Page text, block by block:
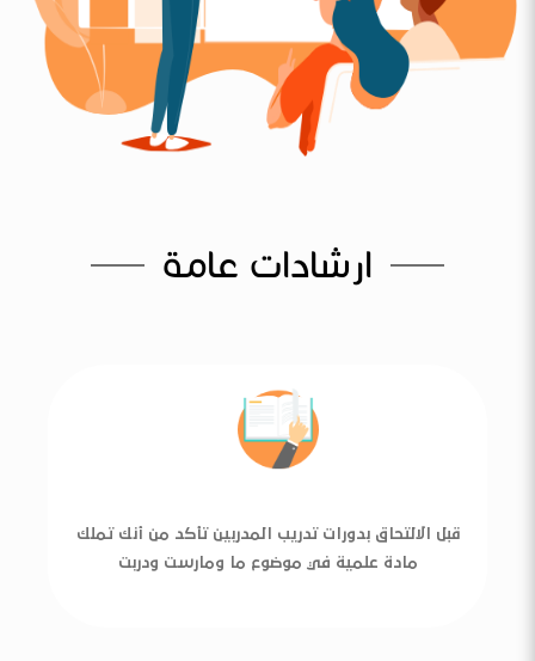
ارشادات عامة
قبل الالتحاق بدورات تدريب المدربين تأكد من أنك تملك
مادة علمية في موضوع ما ومارست ودربت